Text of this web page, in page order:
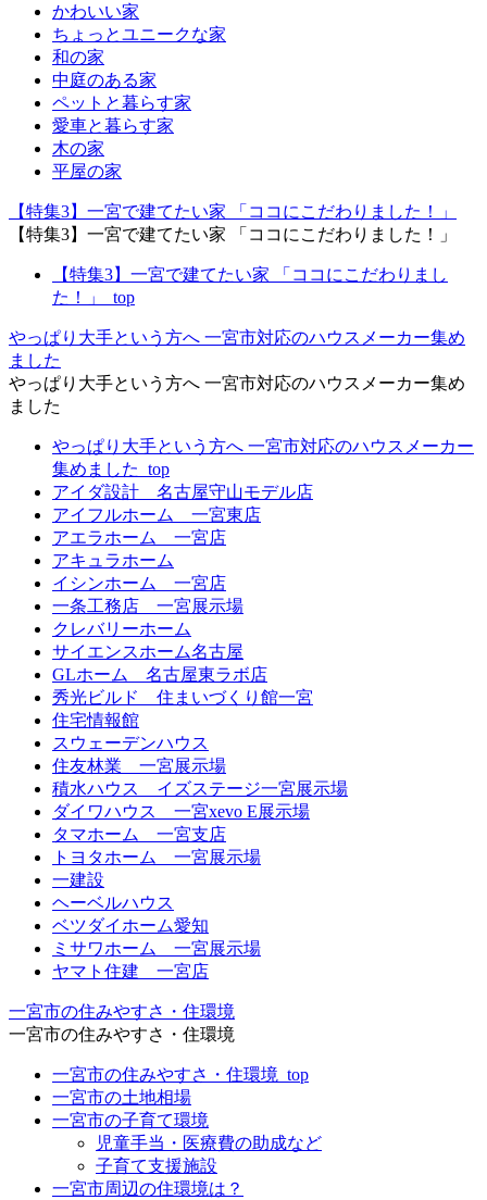
かわいい家
ちょっとユニークな家
和の家
中庭のある家
ペットと暮らす家
愛車と暮らす家
木の家
平屋の家
【特集3】一宮で建てたい家 「ココにこだわりました！」
【特集3】一宮で建てたい家 「ココにこだわりました！」
【特集3】一宮で建てたい家 「ココにこだわりまし
た！」_top
やっぱり大手という方へ 一宮市対応のハウスメーカー集め
ました
やっぱり大手という方へ 一宮市対応のハウスメーカー集め
ました
やっぱり大手という方へ 一宮市対応のハウスメーカー
集めました_top
アイダ設計 名古屋守山モデル店
アイフルホーム 一宮東店
アエラホーム 一宮店
アキュラホーム
イシンホーム 一宮店
一条工務店 一宮展示場
クレバリーホーム
サイエンスホーム名古屋
GLホーム 名古屋東ラボ店
秀光ビルド 住まいづくり館一宮
住宅情報館
スウェーデンハウス
住友林業 一宮展示場
積水ハウス イズステージ一宮展示場
ダイワハウス 一宮xevo E展示場
タマホーム 一宮支店
トヨタホーム 一宮展示場
一建設
ヘーベルハウス
ベツダイホーム愛知
ミサワホーム 一宮展示場
ヤマト住建 一宮店
一宮市の住みやすさ・住環境
一宮市の住みやすさ・住環境
一宮市の住みやすさ・住環境_top
一宮市の土地相場
一宮市の子育て環境
児童手当・医療費の助成など
子育て支援施設
一宮市周辺の住環境は？